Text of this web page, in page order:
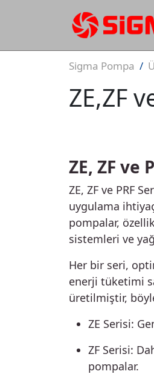
Sigma Pompa
ZE,ZF
ZE, ZF ve
ZE, ZF ve PRF
uygulama
pompalar,
sistemleri ve
Her bir seri,
enerji tüketimi
üretilmiştir,
ZE Serisi:
ZF Serisi:
pompalar.